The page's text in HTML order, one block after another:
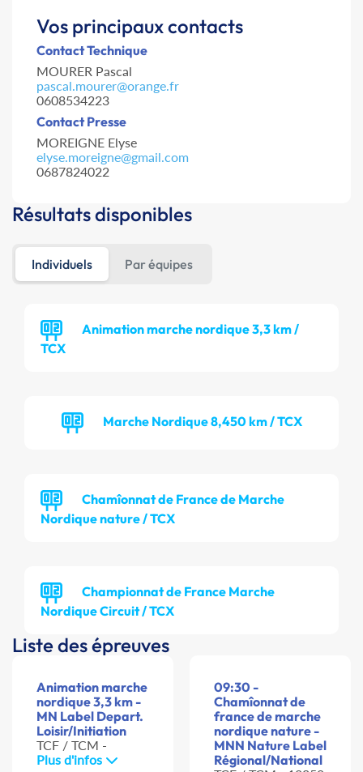
Vos principaux contacts
Contact Technique
MOURER Pascal
pascal.mourer@orange.fr
0608534223
Contact Presse
MOREIGNE Elyse
elyse.moreigne@gmail.com
0687824022
Résultats disponibles
Individuels Par équipes
Animation marche nordique 3,3 km /
TCX
Marche Nordique 8,450 km / TCX
Chamîonnat de France de Marche
Nordique nature / TCX
Championnat de France Marche
Nordique Circuit / TCX
Liste des épreuves
Animation marche
nordique 3,3 km -
MN Label Depart.
Loisir/Initiation
TCF / TCM -
Plus d'infos
09:30 -
Chamîonnat de
france de marche
nordique nature -
MNN Nature Label
Régional/National